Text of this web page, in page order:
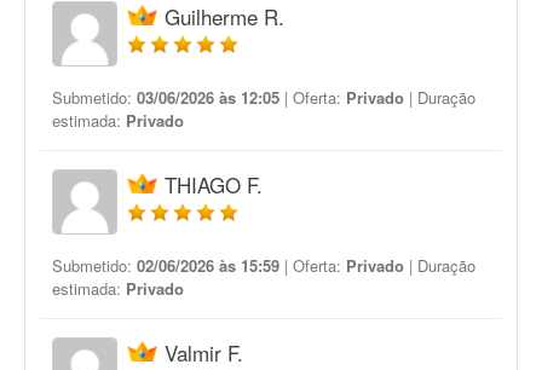
Guilherme R.
Submetido: 03/06/2026 às 12:05 | Oferta: Privado | Duração
estimada: Privado
THIAGO F.
Submetido: 02/06/2026 às 15:59 | Oferta: Privado | Duração
estimada: Privado
Valmir F.